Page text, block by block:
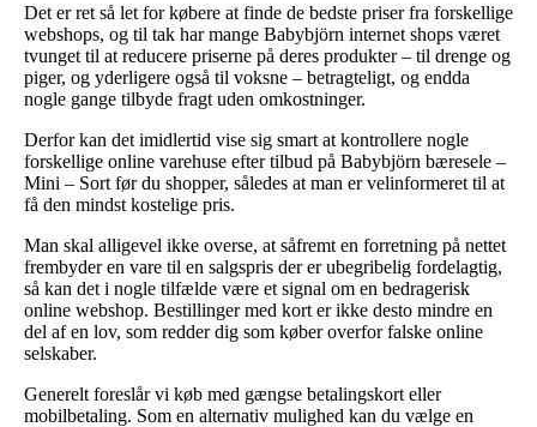
Det er ret så let for købere at finde de bedste priser fra forskellige
webshops, og til tak har mange Babybjörn internet shops været
tvunget til at reducere priserne på deres produkter – til drenge og
piger, og yderligere også til voksne – betragteligt, og endda
nogle gange tilbyde fragt uden omkostninger.
Derfor kan det imidlertid vise sig smart at kontrollere nogle
forskellige online varehuse efter tilbud på Babybjörn bæresele –
Mini – Sort før du shopper, således at man er velinformeret til at
få den mindst kostelige pris.
Man skal alligevel ikke overse, at såfremt en forretning på nettet
frembyder en vare til en salgspris der er ubegribelig fordelagtig,
så kan det i nogle tilfælde være et signal om en bedragerisk
online webshop. Bestillinger med kort er ikke desto mindre en
del af en lov, som redder dig som køber overfor falske online
selskaber.
Generelt foreslår vi køb med gængse betalingskort eller
mobilbetaling. Som en alternativ mulighed kan du vælge en